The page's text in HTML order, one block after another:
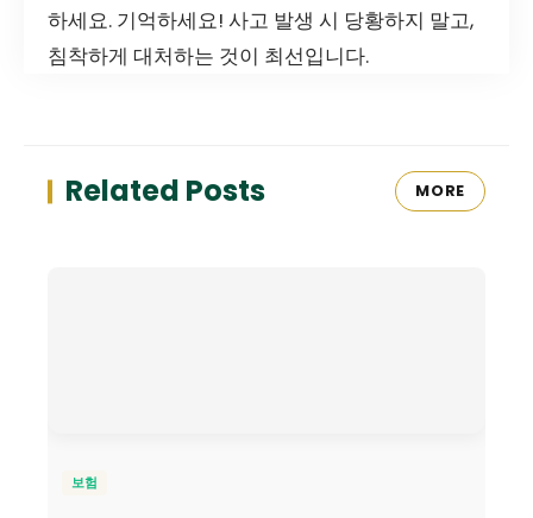
하세요. 기억하세요! 사고 발생 시 당황하지 말고,
침착하게 대처하는 것이 최선입니다.
Related Posts MORE
보험